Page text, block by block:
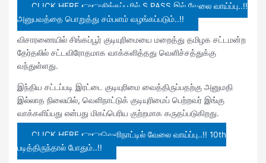
CLICK HERE 👉👉சிங்கப்பூரில் S PASS இல் வேலை வாய்ப்பு..!!
அனுபவத்தை பொறுத்து சம்பளம் வழங்கப்படும்..!!
விசாரணையில் சிங்கப்பூர் குடியுரிமையை மறைத்து தமிழக சட்டமன்ற
தேர்தலில் சட்டவிரோதமாக வாக்களித்தது வெளிச்சத்துக்கு
வந்துள்ளது.
இந்திய சட்டப்படி இரட்டை குடியுரிமை வைத்திருப்பதற்கு அனுமதி
இல்லாத நிலையில், வெளிநாட்டுக் குடியுரிமைப் பெற்றவர் இங்கு
வாக்களிப்பது என்பது மிகப்பெரிய குற்றமாக கருதப்படுகிறது.
CLICK HERE 👉👉வெளிநாட்டில் வேலை வாய்ப்பு..!! 10th
படித்திருந்தால் போதும்..!!